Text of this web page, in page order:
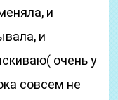
и
и
очень у
совсем не